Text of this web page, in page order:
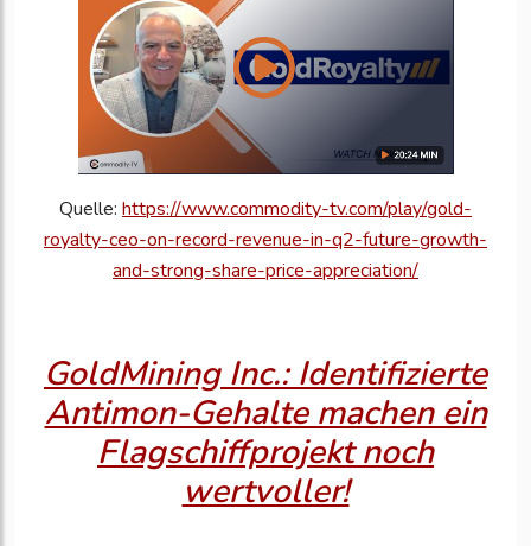
Quelle: https://www.commodity-tv.com/play/gold-
royalty-ceo-on-record-revenue-in-q2-future-growth-
and-strong-share-price-appreciation/
GoldMining Inc.: Identifizierte
Antimon-Gehalte machen ein
Flagschiffprojekt noch
wertvoller!